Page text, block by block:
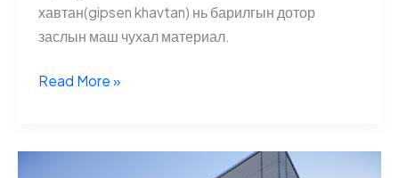
хавтан(gipsen khavtan) нь барилгын дотор
заслын маш чухал материал.
Ган
дотор
Read More »